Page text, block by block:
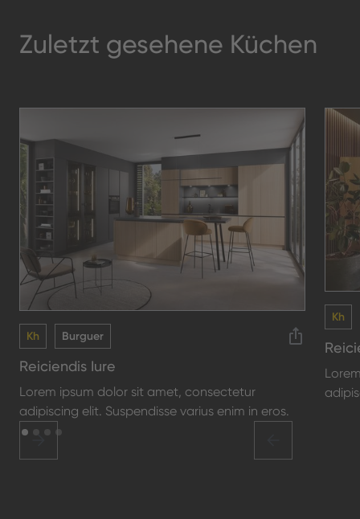
Zuletzt gesehene Küchen
Kh Burguer
Reiciendis Iure
Lorem ipsum dolor sit amet, consectetur
adipiscing elit. Suspendisse varius enim in eros.
Kh